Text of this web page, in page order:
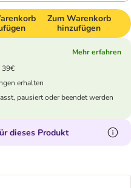
Zum Warenkorb
hinzufügen
Mehr erfahren
39€
erhalten
pausiert oder beendet werden
dieses Produkt